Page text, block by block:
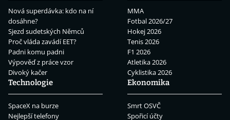
Nová superdávka: kdo na ní
dosáhne?
Sjezd sudetských Němců
Proč vláda zavádí EET?
Padni komu padni
Výpověď z práce vzor
Divoký kačer
MMA
Fotbal 2026/27
Hokej 2026
Tenis 2026
F1 2026
Atletika 2026
Cyklistika 2026
Technologie
SpaceX na burze
Nejlepší telefony
Ekonomika
Smrt OSVČ
Spořicí účty